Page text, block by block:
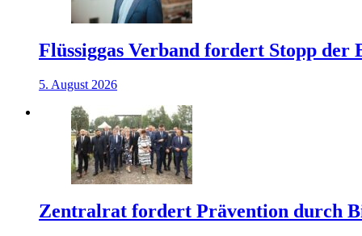
Flüssiggas Verband fordert Stopp
5. August 2026
Zentralrat fordert Prävention durch